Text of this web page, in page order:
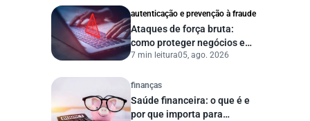
autenticação e prevenção à fraude
Ataques de força bruta:
como proteger negócios e
dados digitais
7 min leitura05, ago. 2026
finanças
Saúde financeira: o que é e
por que importa para